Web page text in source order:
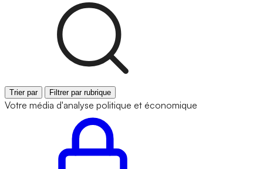
Trier par Filtrer par rubrique
Votre média d'analyse politique et économique